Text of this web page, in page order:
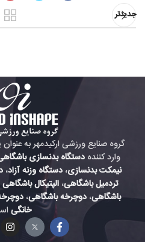
جدیدتر
گروه صنایع ورزشی ارکیدمهر به
وارد کنندهدستگاه بدنسازی
نیمکت بدنسازی، دستگاه وزنه آزاد،
تردمیل باشگاهی، الپتیکال باشگاهی
باشگاهی، دوچرخه باشگاهی،
خانگی